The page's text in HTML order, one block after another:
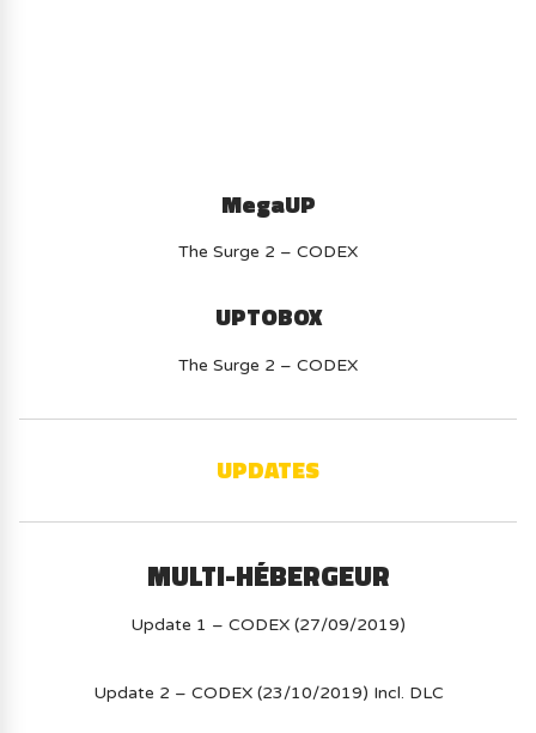
MegaUP
The Surge 2 – CODEX
UPTOBOX
The Surge 2 – CODEX
UPDATES
MULTI-HÉBERGEUR
Update 1 – CODEX (27/09/2019)
Update 2 – CODEX (23/10/2019) Incl. DLC